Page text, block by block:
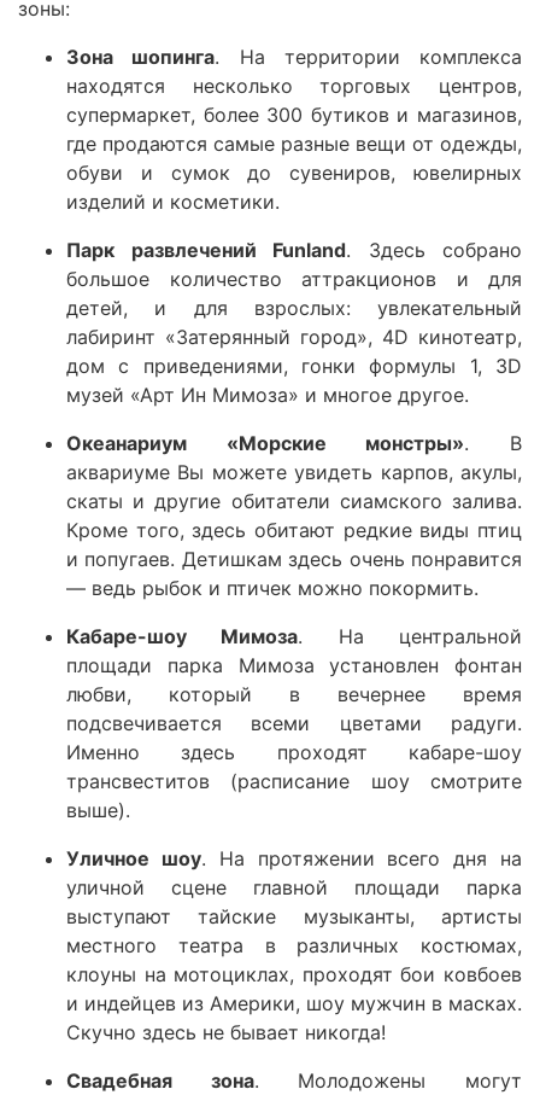
зоны:
Зона шопинга. На территории комплекса
находятся несколько торговых центров,
супермаркет, более 300 бутиков и магазинов,
где продаются самые разные вещи от одежды,
обуви и сумок до сувениров, ювелирных
изделий и косметики.
Парк развлечений Funland. Здесь собрано
большое количество аттракционов и для
детей, и для взрослых: увлекательный
лабиринт «Затерянный город», 4D кинотеатр,
дом с приведениями, гонки формулы 1, 3D
музей «Арт Ин Мимоза» и многое другое.
Океанариум «Морские монстры». В
аквариуме Вы можете увидеть карпов, акулы,
скаты и другие обитатели сиамского залива.
Кроме того, здесь обитают редкие виды птиц
и попугаев. Детишкам здесь очень понравится
— ведь рыбок и птичек можно покормить.
Кабаре-шоу Мимоза. На центральной
площади парка Мимоза установлен фонтан
любви, который в вечернее время
подсвечивается всеми цветами радуги.
Именно здесь проходят кабаре-шоу
трансвеститов (расписание шоу смотрите
выше).
Уличное шоу. На протяжении всего дня на
уличной сцене главной площади парка
выступают тайские музыканты, артисты
местного театра в различных костюмах,
клоуны на мотоциклах, проходят бои ковбоев
и индейцев из Америки, шоу мужчин в масках.
Скучно здесь не бывает никогда!
Свадебная зона. Молодожены могут